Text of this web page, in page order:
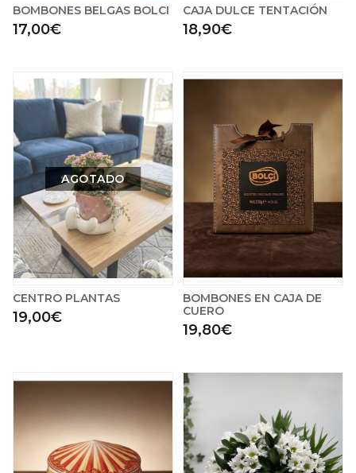
BOMBONES BELGAS BOLCI
17,00€
CAJA DULCE TENTACIÓN
18,90€
AGOTADO
CENTRO PLANTAS
19,00€
BOMBONES EN CAJA DE
CUERO
19,80€